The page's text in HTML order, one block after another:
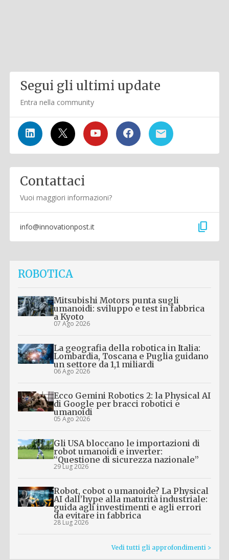
Segui gli ultimi update
Entra nella community
Contattaci
Vuoi maggiori informazioni?
info@innovationpost.it content_copy
ROBOTICA
Mitsubishi Motors punta sugli
umanoidi: sviluppo e test in fabbrica
a Kyoto
07 Ago 2026
La geografia della robotica in Italia:
Lombardia, Toscana e Puglia guidano
un settore da 1,1 miliardi
06 Ago 2026
Ecco Gemini Robotics 2: la Physical AI
di Google per bracci robotici e
umanoidi
05 Ago 2026
Gli USA bloccano le importazioni di
robot umanoidi e inverter:
“Questione di sicurezza nazionale”
29 Lug 2026
Robot, cobot o umanoide? La Physical
AI dall’hype alla maturità industriale:
guida agli investimenti e agli errori
da evitare in fabbrica
28 Lug 2026
Vedi tutti gli approfondimenti >